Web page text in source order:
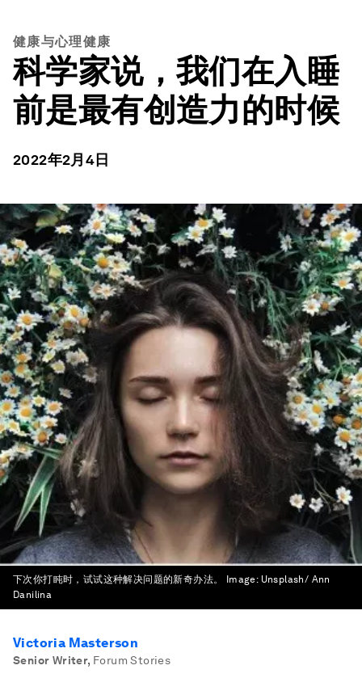
健康与心理健康
科学家说，我们在入睡
前是最有创造力的时候
2022年2月4日
下次你打盹时，试试这种解决问题的新奇办法。 Image: Unsplash/ Ann
Danilina
Victoria Masterson
Senior Writer, Forum Stories